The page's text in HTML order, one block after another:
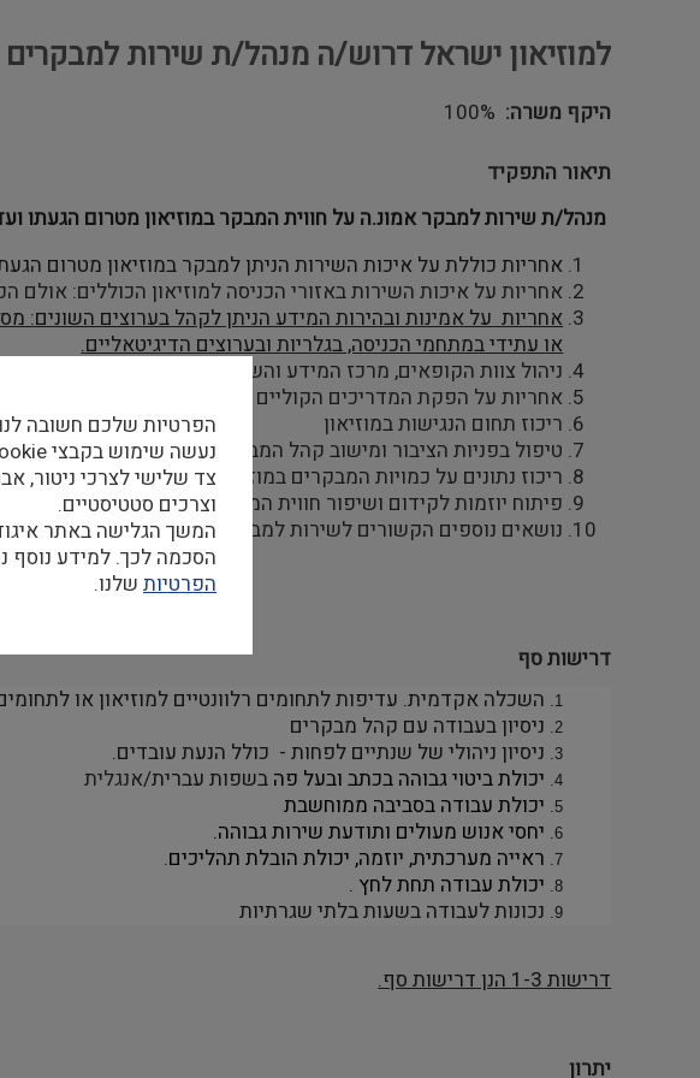
למוזיאון ישראל דרוש/ה מנהל/ת שירות למבקרים
היקף משרה 100%
תיאור התפקיד
מנהל/ת שירות למבקר אמונ.ה על חווית המבקר במוזיאון מטרום הגעתו
אחריות כוללת על איכות השירות הניתן למבקר במוזיאון מטרום
אחריות על איכות השירות באזורי הכניסה למוזיאון הכוללים:
אחריות על אמינות ובהירות המידע הניתן לקהל בערוצים השונים:
או עתידי במתחמי הכניסה, בגלריות ובערוצים הדיגיטאליים.
ניהול צוות הקופאים, מרכז המידע והשרות למבקר – גיוס, שיבוץ,
אחריות על הפקת המדריכים הקוליים לתערוכות
ריכוז תחום הנגישות במוזיאון
טיפול בפניות הציבור ומישוב קהל המבקרים.
ריכוז נתונים על כמויות המבקרים במוזיאון, עיבוד והפקת דוחות.
פיתוח יוזמות לקידום ושיפור חווית המבקר
נושאים נוספים הקשורים לשירות למבקר, בהתאם להנחיית הממונה.
דרישות סף
השכלה אקדמית. עדיפות לתחומים רלוונטיים למוזיאון או לתחומים
ניסיון בעבודה עם קהל מבקרים
ניסיון ניהולי של שנתיים לפחות - כולל הנעת עובדים.
יכולת ביטוי גבוהה בכתב ובעל פה בשפות עברית/אנגלית
יכולת עבודה בסביבה ממוחשבת
יחסי אנוש מעולים ותודעת שירות גבוהה.
ראייה מערכתית, יוזמה, יכולת הובלת תהליכים.
יכולת עבודה תחת לחץ .
נכונות לעבודה בשעות בלתי שגרתיות
דרישות 1-3 הנן דרישות סף.
יתרון
הפרטיות שלכם חשובה
צד שלישי לצרכי ניטור,
וצרכים סטטיסטיים.
המשך הגלישה באתר
הסכמה לכך. למידע נוסף
הפרטיות שלנו.